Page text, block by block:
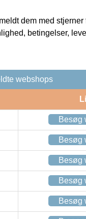
dem med stjerner
betingelser,
webshops
Besøg
Besøg
Besøg
Besøg
Besøg